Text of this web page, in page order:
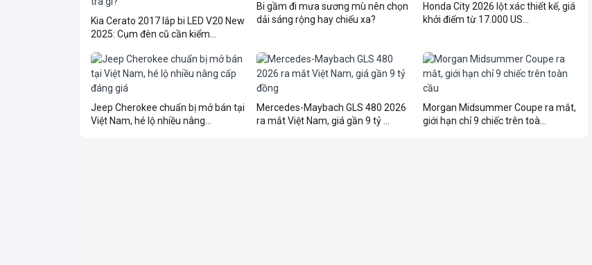
Kia Cerato 2017 lắp bi LED V20 New
2025: Cụm đèn cũ cần kiểm...
Bi gầm đi mưa sương mù nên chọn
dải sáng rộng hay chiếu xa?
Honda City 2026 lột xác thiết kế, giá
khởi điểm từ 17.000 US...
Jeep Cherokee chuẩn bị mở bán tại
Việt Nam, hé lộ nhiều nâng...
Mercedes-Maybach GLS 480 2026
ra mắt Việt Nam, giá gần 9 tỷ ...
Morgan Midsummer Coupe ra mắt,
giới hạn chỉ 9 chiếc trên toà...